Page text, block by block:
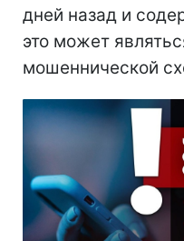
дней назад и
это может
мошеннической